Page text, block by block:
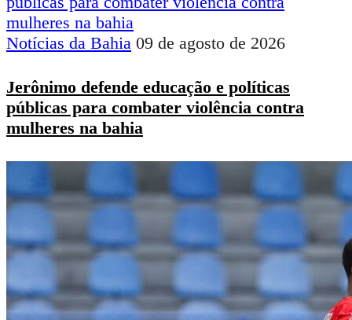
Notícias da Bahia 09 de agosto de 2026
Jerônimo defende educação e políticas
públicas para combater violência contra
mulheres na bahia